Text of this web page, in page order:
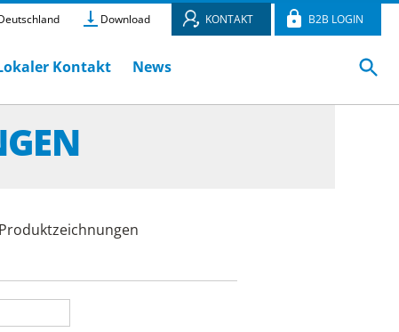
Download KONTAKT B2B LOGIN
Kontakt News